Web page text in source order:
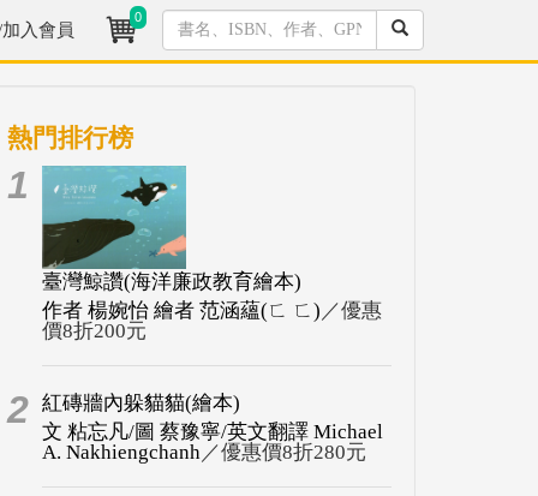
入會員
0
熱門排行榜
1
臺灣鯨讚(海洋廉政教育繪本)
作者 楊婉怡 繪者 范涵蘊(ㄈ ㄈ) ／優惠
價8折200元
2 紅磚牆內躲貓貓(繪本)
文 粘忘凡/圖 蔡豫寧/英文翻譯 Michael
A. Nakhiengchanh／優惠價8折280元